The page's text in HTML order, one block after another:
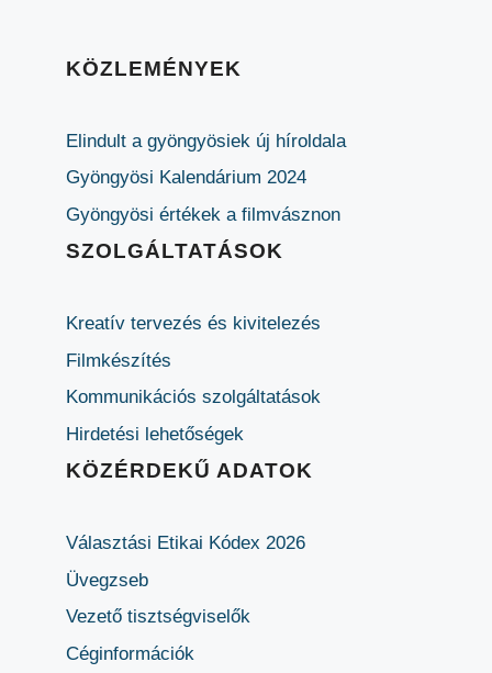
KÖZLEMÉNYEK
Elindult a gyöngyösiek új híroldala
Gyöngyösi Kalendárium 2024
Gyöngyösi értékek a filmvásznon
SZOLGÁLTATÁSOK
Kreatív tervezés és kivitelezés
Filmkészítés
Kommunikációs szolgáltatások
Hirdetési lehetőségek
KÖZÉRDEKŰ ADATOK
Választási Etikai Kódex 2026
Üvegzseb
Vezető tisztségviselők
Céginformációk